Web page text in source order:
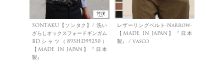
SONTAKU【ソンタク】/ 洗い
ざらしオックスフォードギンガム
BDシャツ（893HD99250）
【MADE IN JAPAN】『日本
製』
レザーリングベルト-Narrow-
【MADE IN JAPAN】『日本
製』 / vasco